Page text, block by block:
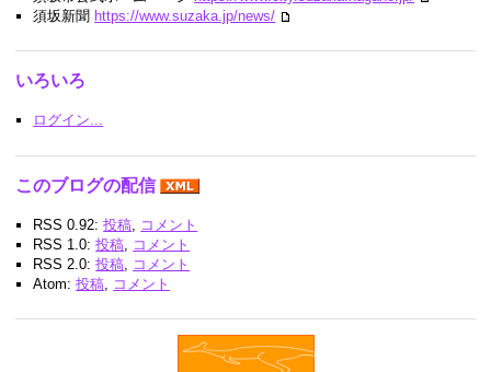
須坂新聞 https://www.suzaka.jp/news/
いろいろ
ログイン...
このブログの配信
RSS 0.92:投稿
コメント
RSS 1.0:投稿
コメント
RSS 2.0:投稿
コメント
Atom:投稿 コメント